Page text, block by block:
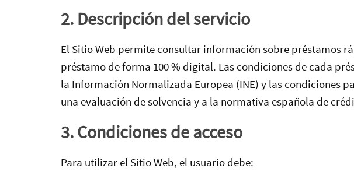
2. Descripción del servicio
El Sitio Web permite consultar información sobre
préstamo de forma 100 % digital. Las condiciones de cada
la Información Normalizada Europea (INE) y las condiciones
una evaluación de solvencia y a la normativa española de
3. Condiciones de acceso
Para utilizar el Sitio Web, el usuario debe: